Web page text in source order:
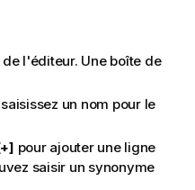
de l'éditeur. Une boîte de
un nom pour le
pour ajouter une ligne
saisir un synonyme